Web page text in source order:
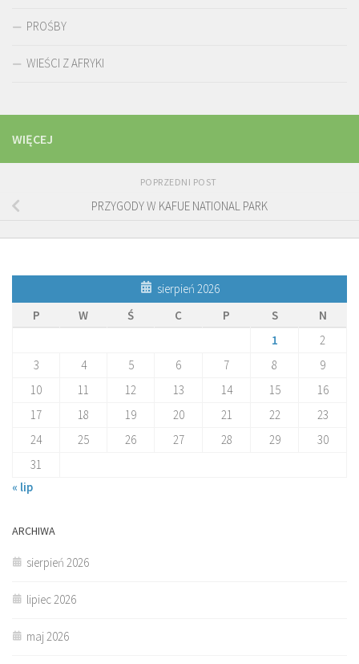
PROŚBY
WIEŚCI Z AFRYKI
WIĘCEJ
POPRZEDNI POST
PRZYGODY W KAFUE NATIONAL PARK
sierpień 2026
P
W Ś C P S
N
1
2
3
4 5 6 7 8
9
10
11 12 13 14 15
16
17
18 19 20 21 22
23
24
25 26 27 28 29
30
31
« lip
ARCHIWA
sierpień 2026
lipiec 2026
maj 2026